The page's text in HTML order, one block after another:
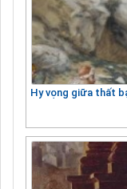
Hy vọng giữa thất